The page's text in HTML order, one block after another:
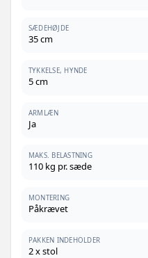
SÆDEHØJDE
35 cm
TYKKELSE, HYNDE
5 cm
ARMLÆN
Ja
MAKS. BELASTNING
110 kg pr. sæde
MONTERING
Påkrævet
PAKKEN INDEHOLDER
2 x stol